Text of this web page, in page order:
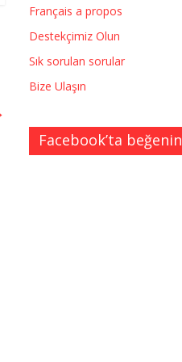
Français a propos
Destekçimiz Olun
Sık sorulan sorular
Bize Ulaşın
Facebook’ta beğenin